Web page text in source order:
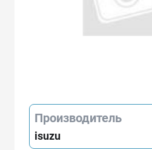
Производитель
isuzu